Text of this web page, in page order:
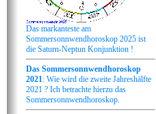
Das markanteste am
Sommersonnwendhoroskop 2025 ist
die Saturn-Neptun Konjunktion !
Das Sommersonnwendhoroskop
2021: Wie wird die zweite Jahreshälfte
2021 ? Ich betrachte hierzu das
Sommersonnwendhoroskop.